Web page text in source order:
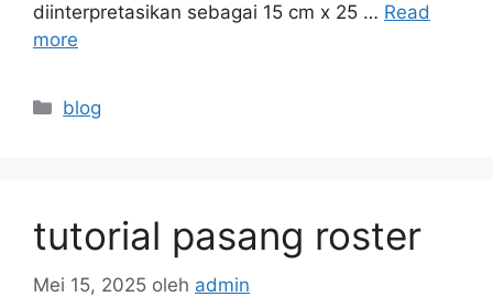
diinterpretasikan sebagai 15 cm x 25 … Read
more
Kategori
blog
tutorial pasang roster
Mei 15, 2025 oleh admin